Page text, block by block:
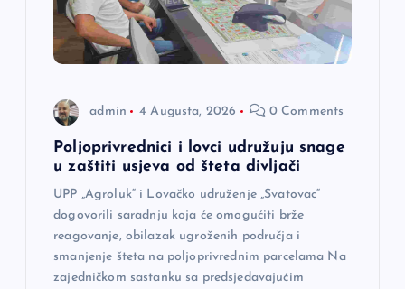
admin 4 Augusta, 2026 0 Comments
Poljoprivrednici i lovci udružuju snage
u zaštiti usjeva od šteta divljači
UPP „Agroluk“ i Lovačko udruženje „Svatovac“
dogovorili saradnju koja će omogućiti brže
reagovanje, obilazak ugroženih područja i
smanjenje šteta na poljoprivrednim parcelama Na
zajedničkom sastanku sa predsjedavajućim